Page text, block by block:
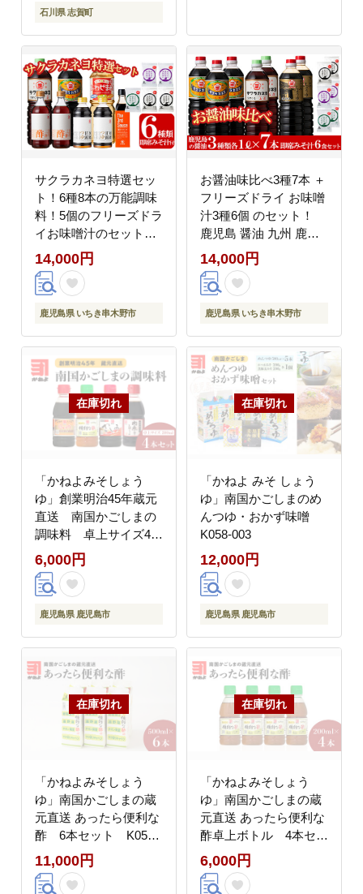
石川県 志賀町
サクラカネヨ特選セッ
ト！6種8本の万能調味
料！5個のフリーズドラ
イお味噌汁のセット！
九州 鹿児島県産 濃口
甘露 甘め 甘口 の お醤
油 等の調味料 と 時短
ーズドライ お味噌汁 の
セット！ ローリングス
トック【00-002-03】
14,000円
鹿児島県 いちき串木野市
お醤油味比べ3種7本 ＋
フリーズドライ お味噌
汁3種6個 のセット！
鹿児島 醤油 九州 鹿児
島県産 濃口 甘露 甘め
甘口 の お醤油 と 時短
簡単 長期保存 の フリ
セット！ ローリングス
トック【00-002-06】
14,000円
鹿児島県 いちき串木野市
「かねよみそしょう
ゆ」創業明治45年蔵元
直送 南国かごしまの
調味料 卓上サイズ4本
セット K058-020
6,000円
鹿児島県 鹿児島市
「かねよ みそ しょう
ゆ」南国かごしまのめ
んつゆ・おかず味噌
K058-003
12,000円
鹿児島県 鹿児島市
「かねよみそしょう
ゆ」南国かごしまの蔵
元直送 あったら便利な
酢 6本セット K058-
009_02
11,000円
「かねよみそしょう
ゆ」南国かごしまの蔵
元直送 あったら便利な
酢卓上ボトル 4本セッ
ト K058-009_03
6,000円